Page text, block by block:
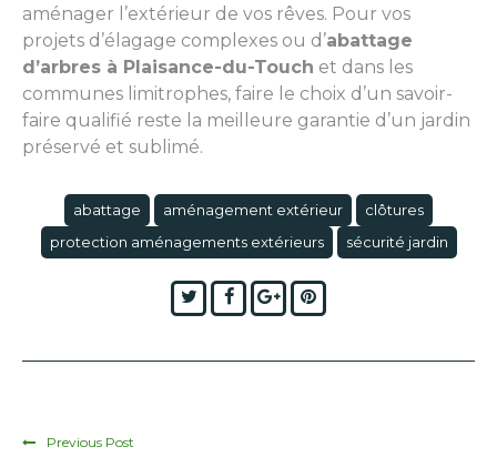
aménager l’extérieur de vos rêves. Pour vos
projets d’élagage complexes ou d’abattage
d’arbres à Plaisance-du-Touch et dans les
communes limitrophes, faire le choix d’un savoir-
faire qualifié reste la meilleure garantie d’un jardin
préservé et sublimé.
abattage aménagement extérieur
clôtures
protection aménagements extérieurs
sécurité jardin
TwitterFacebook
Google+Pinterest
Previous Post